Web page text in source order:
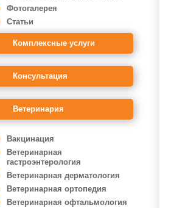
Фотогалерея
Статьи
Комплексные услуги
Консультация
Ветеринария
Вакцинация
Ветеринарная
гастроэнтерология
Ветеринарная дерматология
Ветеринарная ортопедия
Ветеринарная офтальмология